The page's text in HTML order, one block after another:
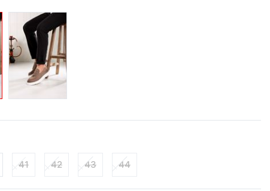
41 42 43 44